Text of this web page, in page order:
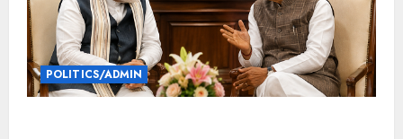
POLITICS/ADMIN